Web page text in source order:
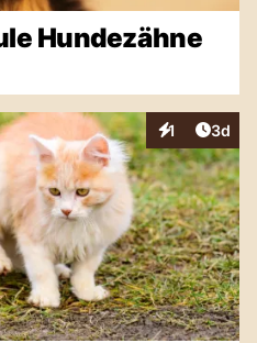
Hundezähne
1
Interaktionen
3d